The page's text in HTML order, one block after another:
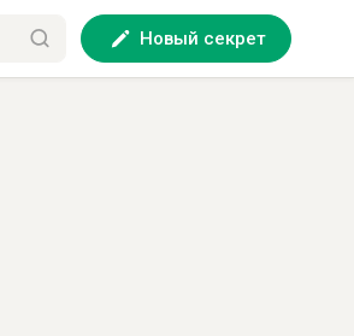
Новый секрет